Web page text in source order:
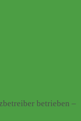
betrieben –